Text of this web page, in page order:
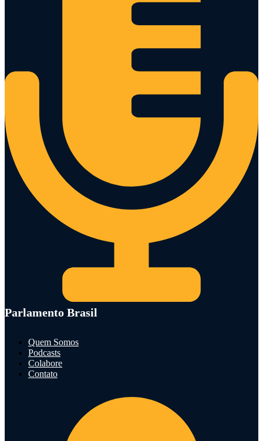
Parlamento Brasil
Quem Somos
Podcasts
Colabore
Contato